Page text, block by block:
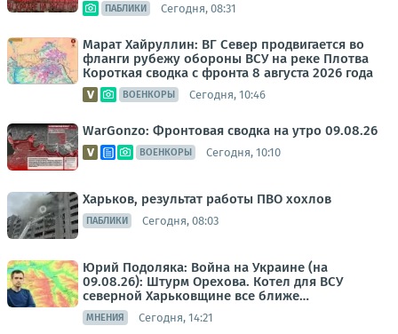
ПАБЛИКИ Сегодня, 08:31
Марат Хайруллин: ВГ Север продвигается во
фланги рубежу обороны ВСУ на реке Плотва
Короткая сводка с фронта 8 августа 2026 года
ВОЕНКОРЫ Сегодня, 10:46
WarGonzo: Фронтовая сводка на утро 09.08.26
ВОЕНКОРЫ Сегодня, 10:10
Харьков, результат работы ПВО хохлов
ПАБЛИКИ Сегодня, 08:03
Юрий Подоляка: Война на Украине (на
09.08.26): Штурм Орехова. Котел для ВСУ
северной Харьковщине все ближе…
МНЕНИЯ Сегодня, 14:21